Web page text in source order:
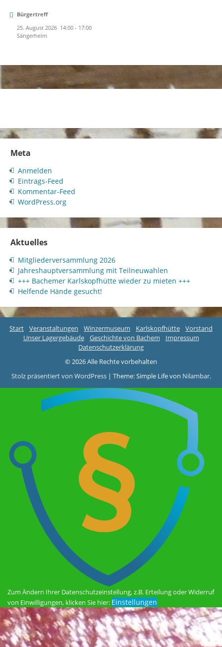
Bürgertreff
25. August 2026 14:00- 17:00
Sängerheim
Meta
Anmelden
Eintrags-Feed
Kommentar-Feed
WordPress.org
Aktuelles
Mitgliederversammlung 2026
Jahreshauptversammlung mit Teilneuwahlen
+++ Bachemer Karlskopfhütte wieder zu mieten +++
Helfende Hände gesucht!
Start Veranstaltungen Winzermuseum Karlskopfhütte
Vorstand
Unser Lagergebäude
Geschichte von Bachem
Impressum
Datenschutzerklärung
© 2026 Alle Rechte vorbehalten
Stolz präsentiert von WordPress | Theme: Simple Life von Nilambar.
Zum Ändern Ihrer Datenschutzeinstellung, z.B. Erteilung oder Widerruf
von Einwilligungen, klicken Sie hier: Einstellungen